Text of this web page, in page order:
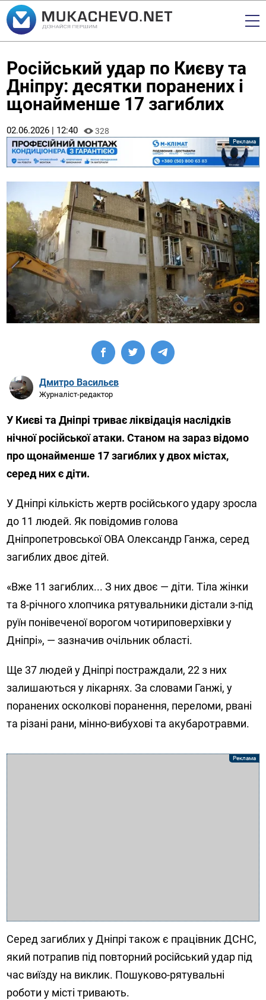
Російський удар по Києву та
Дніпру: десятки поранених і
щонайменше 17 загиблих
02.06.2026 | 12:40 328
Дмитро Васильєв
Журналіст-редактор
У Києві та Дніпрі триває ліквідація наслідків
нічної російської атаки. Станом на зараз відомо
про щонайменше 17 загиблих у двох містах,
серед них є діти.
У Дніпрі кількість жертв російського удару зросла
до 11 людей. Як повідомив голова
Дніпропетровської ОВА Олександр Ганжа, серед
загиблих двоє дітей.
«Вже 11 загиблих... З них двоє — діти. Тіла жінки
та 8-річного хлопчика рятувальники дістали з-під
руїн понівеченої ворогом чотириповерхівки у
Дніпрі», — зазначив очільник області.
Ще 37 людей у Дніпрі постраждали, 22 з них
залишаються у лікарнях. За словами Ганжі, у
поранених осколкові поранення, переломи, рвані
та різані рани, мінно-вибухові та акубаротравми.
Серед загиблих у Дніпрі також є працівник ДСНС,
який потрапив під повторний російський удар під
час виїзду на виклик. Пошуково-рятувальні
роботи у місті тривають.